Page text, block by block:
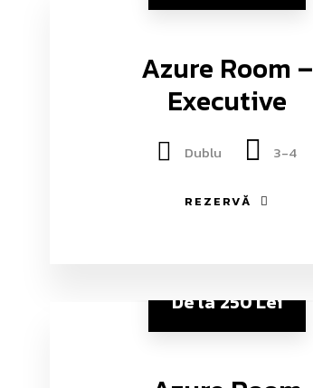
Azure Room –
Executive
Dublu 3-4
REZERVĂ
De la250 Lei